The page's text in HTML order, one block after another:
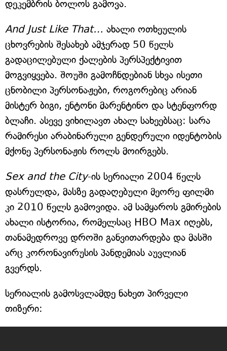
დეკემბრის ბოლოს გამოვა.
And Just Like That… ახალი ოთხეულის
ცხოვრების შესახებ ამჯერად 50 წელს
გადაცილებული ქალების პერსპექტივით
მოგვიყვება. შოუში გამოჩნდებიან სხვა ისეთი
ცნობილი პერსონაჟები, როგორებიც არიან
მისტერ ბიგი, ენტონი მარენტინო და სტენფორდ
ბლაჩი. ასევე ვიხილავთ ახალ სახეებსაც: სარა
რამირესი არაბინარული გენდერული იდენტობის
მქონე პერსონაჟის როლს მოირგებს.
Sex and the City-ის სერიალი 2004 წელს
დასრულდა, მასზე გადაღებული მეორე ფილმი
კი 2010 წელს გამოვიდა. ამ სამყაროს გმირების
ახალი ისტორია, რომელსაც HBO Max იღებს,
თანამედროვე დროში განვითარდება და მასში
არც კორონავირუსის პანდემიას აუვლიან
გვერდს.
სერიალის გამოსვლამდე ნახეთ პირველი
თიზერი: